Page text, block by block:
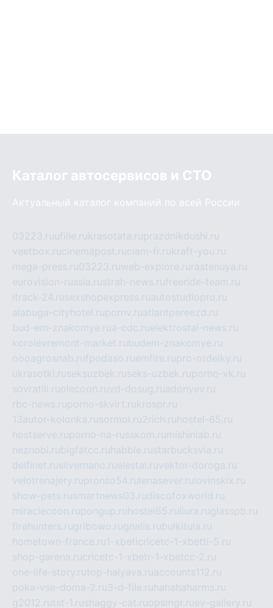
Каталог автосервисов и СТО
Актуальный каталог компаний по всей России
03223.ruufille.rukrasotata.ruprazdnikdushi.ru
veetbox.rucinemapost.ruciam-fr.rukraft-you.ru
mega-press.ru03223.ruweb-explore.ru rastenuya.ru
eurovision-russia.rustrah-news.rufreeride-team.ru
itrack-24.rusexshopexpress.ruautostudiopro.ru
alabuga-cityhotel.rupornv.ruatlantpereezd.ru
bud-em-znakomye.rua-cdc.ruelektrostal-news.ru
korolevremont-market.rubudem-znakomye.ru
oooagrosnab.rufpodaso.ruemfire.rupro-otdelky.ru
ukrasotki.ruseksuzbek.ruseks-uzbek.ruporno-vk.ru
sovratili.ruolecoon.ruvd-dosug.ruadonyev.ru
rbc-news.ruporno-skvirt.rukrospr.ru
13autor-kolonka.rusormol.ru2rich.ru hostel-65.ru
hostserve.ruporno-na-russkom.ru mishinlab.ru
neznobi.rubigfatcc.ru habble.rustarbucksvia.ru
delfinet.rusilvernano.ruelestal.ruvektor-doroga.ru
velotrenajery.rupronso54.ru lenasever.ru lovinskix.ru
show-pets.rusmartnews03.rudiscofoxworld.ru
miraclecoon.rupongup.ru hostel65.ru liura.ruglasspb.ru
firehunters.rugribowo.rugnalis.rubulkitula.ru
hometown-france.ru1-xbeticricetc-1-xbetti-5.ru
shop-garena.rucricetc-1-xbetr-1-xbetcc-2.ru
one-life-story.rutop-halyava.ruaccounts112.ru
poka-vse-doma-2.ru3-d-file.ru hahahaharms.ru
g2012.rutst-1.rushaggy-cat.ruopsmgr.ruev-gallery.ru